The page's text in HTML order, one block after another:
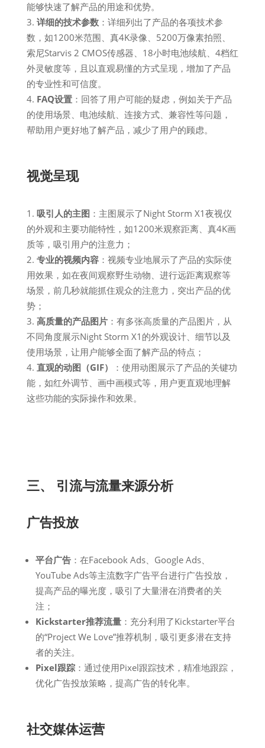
能够快速了解产品的用途和优势。
详细的技术参数：详细列出了产品的各项技术参
数，如1200米范围、真4K录像、5200万像素拍照、
索尼Starvis 2 CMOS传感器、18小时电池续航、4档红
外灵敏度等，且以直观易懂的方式呈现，增加了产品
的专业性和可信度。
FAQ设置：回答了用户可能的疑虑，例如关于产品
的使用场景、电池续航、连接方式、兼容性等问题，
帮助用户更好地了解产品，减少了用户的顾虑。
视觉呈现
吸引人的主图 ：主图展示了Night Storm X1夜视仪
的外观和主要功能特性，如1200米观察距离、真4K画
质等，吸引用户的注意力；
专业的视频内容：视频专业地展示了产品的实际使
用效果，如在夜间观察野生动物、进行远距离观察等
场景，前几秒就能抓住观众的注意力，突出产品的优
势；
高质量的产品图片：有多张高质量的产品图片，从
不同角度展示Night Storm X1的外观设计、细节以及
使用场景，让用户能够全面了解产品的特点；
直观的动图（GIF）
：使用动图展示了产品的关键功
能，如红外调节、画中画模式等，用户更直观地理解
这些功能的实际操作和效果。
三、 引流与流量来源分析
广告投放
平台广告：在Facebook Ads、Google Ads、
YouTube Ads等主流数字广告平台进行广告投放，
提高产品的曝光度，吸引了大量潜在消费者的关
注；
Kickstarter推荐流量：充分利用了Kickstarter平台
的“Project We Love”推荐机制，吸引更多潜在支持
者的关注。
Pixel跟踪：通过使用Pixel跟踪技术，精准地跟踪，
优化广告投放策略，提高广告的转化率。
社交媒体运营